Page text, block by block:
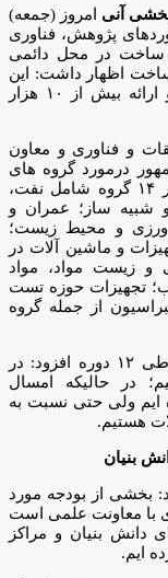
آنی امروز (جمعه)
پژوهش، فناوری
ساخت در محل دائمی
ساخت اظهار داشت: این
نمایشگاه با حضور ۲۷۸ شرکت دانش بنیان و ارائه بیش از ۱۰ هزار
و فناوری و معاون
درمورد گروه های
کالایی حاضر در نمایشگاه گفت: محصولات در ۱۴ گروه شامل نفت،
و شبیه ساز؛ عمران و
و محیط زیست؛
و ماشین آلات در
و زیست مواد، مواد
تجهیزات حوزه تست
از جمله گروه
بخشی انی با اشاره به توسعه این نمایشگاه طی ۱۲ دوره افزود: در
محصول داشتیم؛ در حالیکه امسال
ایم ولی حتی نسبت به
بنیان
بخشی از بودجه مورد
با معاونت علمی است
شرکت های دانش بنیان و مراکز
ایم.